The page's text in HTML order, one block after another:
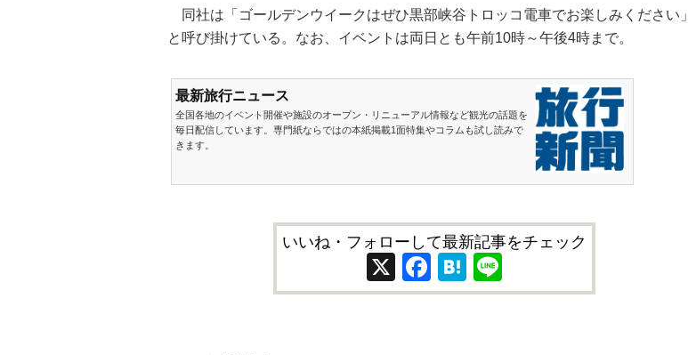
同社は「ゴールデンウイークはぜひ黒部峡谷トロッコ電車でお楽しみください」
と呼び掛けている。なお、イベントは両日とも午前10時～午後4時まで。
最新旅行ニュース
全国各地のイベント開催や施設のオープン・リニューアル情報など観光の話題を
毎日配信しています。専門紙ならではの本紙掲載1面特集やコラムも試し読みで
きます。
いいね・フォローして最新記事をチェック
X Facebook
Hatena